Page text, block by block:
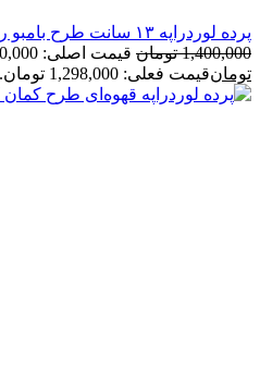
لوردراپه ۱۳ سانت طرح بامبو رنگ طوسی کد 415
تومان قیمت اصلی: 1,400,000 تومان بود.
قیمت فعلی: 1,298,000 تومان.